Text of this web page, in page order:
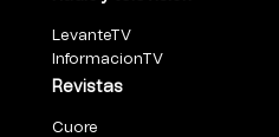
LevanteTV
InformacionTV
Revistas
Cuore